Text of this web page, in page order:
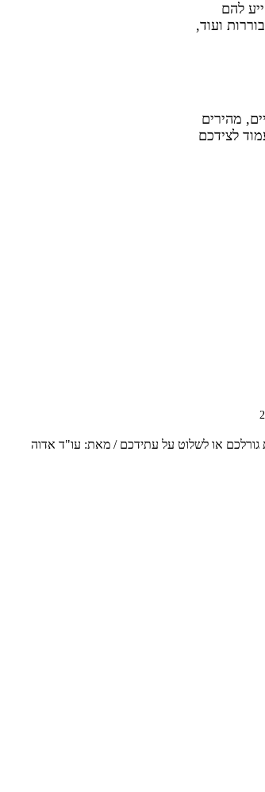
להם
ועוד,
מהירים
לצידכם
גורלכם או לשלוט על עתידכם / מאת: עו"ד אדוה